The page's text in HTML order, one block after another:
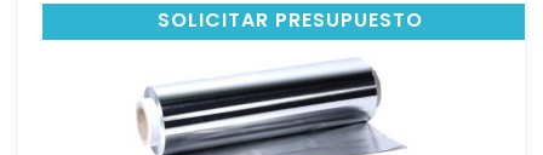
SOLICITAR PRESUPUESTO